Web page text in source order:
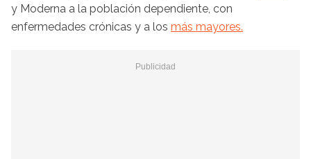
y Moderna a la población dependiente, con
enfermedades crónicas y a los más mayores.